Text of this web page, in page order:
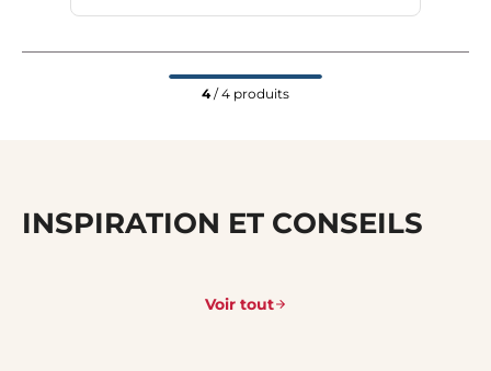
4/ 4 produits
INSPIRATION ET CONSEILS
Voir tout